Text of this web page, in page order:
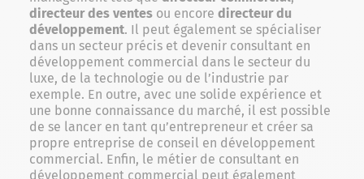
directeur des ventes ou encore directeur du
développement. Il peut également se spécialiser
dans un secteur précis et devenir consultant en
développement commercial dans le secteur du
luxe, de la technologie ou de l’industrie par
exemple. En outre, avec une solide expérience et
une bonne connaissance du marché, il est possible
de se lancer en tant qu’entrepreneur et créer sa
propre entreprise de conseil en développement
commercial. Enfin, le métier de consultant en
développement commercial peut également